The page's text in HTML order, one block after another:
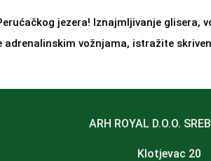
jezera! Iznajmljivanje
vožnjama, istražite
ARH ROYAL D.O.O.
Klotjevac 20